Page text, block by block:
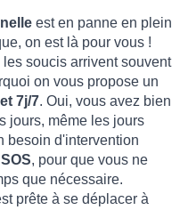
est en panne en plein
on est là pour vous !
soucis arrivent souvent
on vous propose un
7j/7. Oui, vous avez bien
jours, même les jours
besoin d'intervention
SOS, pour que vous ne
que nécessaire.
prête à se déplacer à